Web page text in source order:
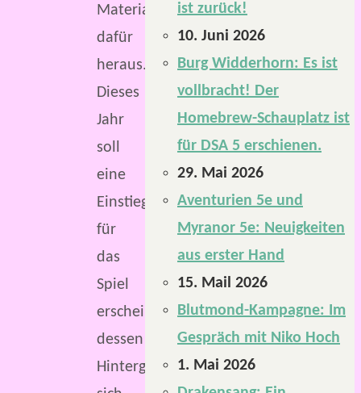
Material
dafür
heraus.
Dieses
Jahr
soll
eine
Einstiegsbox
für
das
Spiel
erscheinen,
dessen
Hintergrund
ist zurück!
10. Juni 2026
Burg Widderhorn: Es ist
vollbracht! Der
Homebrew-Schauplatz ist
für DSA 5 erschienen.
29. Mai 2026
Aventurien 5e und
Myranor 5e: Neuigkeiten
aus erster Hand
15. Mail 2026
Blutmond-Kampagne: Im
Gespräch mit Niko Hoch
1. Mai 2026